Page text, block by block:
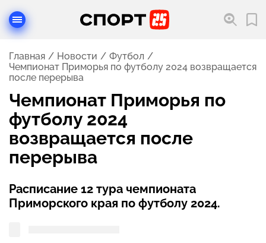
Главная Новости
Футбол
Чемпионат Приморья по футболу 2024 возвращается
после перерыва
Чемпионат Приморья по
футболу 2024
возвращается после
перерыва
Расписание 12 тура чемпионата
Приморского края по футболу 2024.